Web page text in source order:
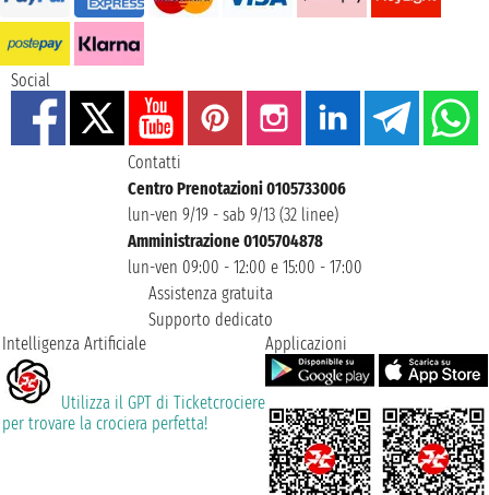
Social
Contatti
Centro Prenotazioni 0105733006
lun-ven 9/19 - sab 9/13 (32 linee)
Amministrazione 0105704878
lun-ven 09:00 - 12:00 e 15:00 - 17:00
Assistenza gratuita
Supporto dedicato
Intelligenza Artificiale
Utilizza il GPT di Ticketcrociere
per trovare la crociera perfetta!
Applicazioni